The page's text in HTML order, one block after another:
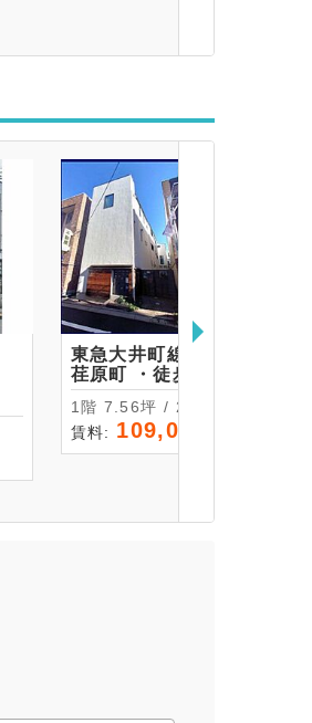
東急大井町線
荏原町 ・徒歩3分
1階 7.56坪 / 25㎡
賃料: 109,000